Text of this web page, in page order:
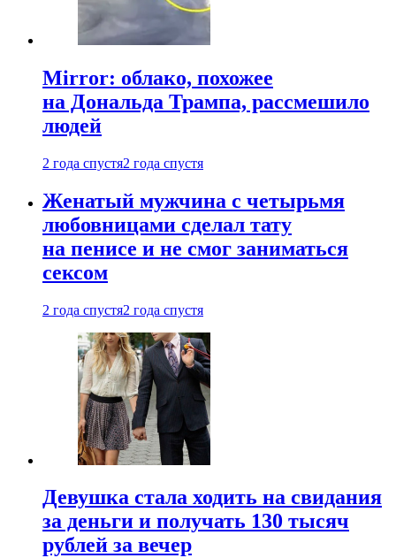
Mirror: облако, похожее
на Дональда Трампа, рассмешило
людей
2 года спустя2 года спустя
Женатый мужчина с четырьмя
любовницами сделал тату
на пенисе и не смог заниматься
сексом
2 года спустя2 года спустя
Девушка стала ходить на свидания
за деньги и получать 130 тысяч
рублей за вечер